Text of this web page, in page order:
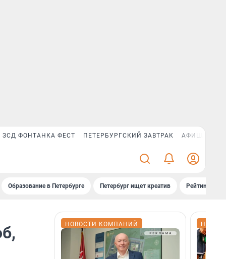
ЗСД ФОНТАНКА ФЕСТ ПЕТЕРБУРГСКИЙ ЗАВТРАК АФИША PLUS
Образование в Петербурге Петербург ищет креатив Рейтинги
НОВОСТИ КОМПАНИЙ